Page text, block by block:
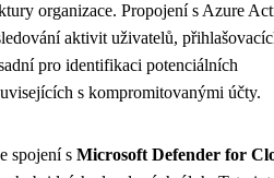
organizace. Propojení s Azure
aktivit uživatelů,
pro identifikaci potenciálních
s kompromitovanými účty.
spojení s Microsoft Defender for